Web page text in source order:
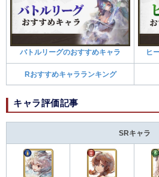
バトルリーグのおすすめキャラ ヒ
Rおすすめキャラランキング
キャラ評価記事
SRキャラ